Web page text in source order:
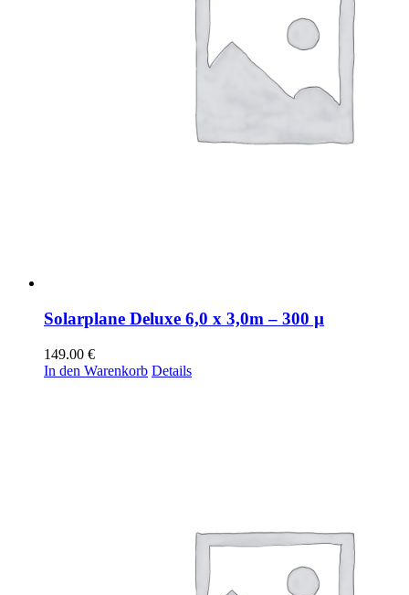
Solarplane Deluxe 6,0 x 3,0m – 300 µ
149.00 €
In den Warenkorb Details